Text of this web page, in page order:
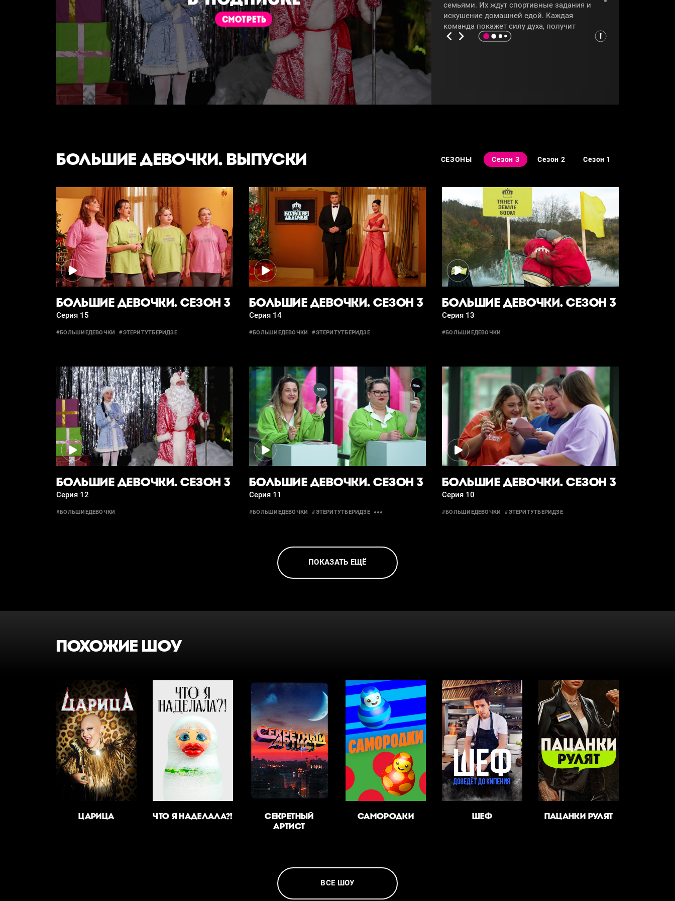
семьями. Их ждут спортивные задания и
искушение домашней едой. Каждая
команда покажет силу духа, получит
поддержку родных и применит на практике
БОЛЬШИЕ ДЕВОЧКИ. ВЫПУСКИ СЕЗОНЫ Сезон 3 Сезон 2 Сезон 1
БОЛЬШИЕ ДЕВОЧКИ. СЕЗОН 3
Серия 15
#БОЛЬШИЕДЕВОЧКИ #ЭТЕРИТУТБЕРИДЗЕ
БОЛЬШИЕ ДЕВОЧКИ. СЕЗОН 3
Серия 14
#БОЛЬШИЕДЕВОЧКИ #ЭТЕРИТУТБЕРИДЗЕ
БОЛЬШИЕ ДЕВОЧКИ. СЕЗОН 3
Серия 13
#БОЛЬШИЕДЕВОЧКИ
БОЛЬШИЕ ДЕВОЧКИ. СЕЗОН 3
Серия 12
#БОЛЬШИЕДЕВОЧКИ
БОЛЬШИЕ ДЕВОЧКИ. СЕЗОН 3
Серия 11
#БОЛЬШИЕДЕВОЧКИ #ЭТЕРИТУТБЕРИДЗЕ
БОЛЬШИЕ ДЕВОЧКИ. СЕЗОН 3
Серия 10
#БОЛЬШИЕДЕВОЧКИ #ЭТЕРИТУТБЕРИДЗЕ
ПОКАЗАТЬ ЕЩЁ
ПОХОЖИЕ ШОУ
ЦАРИЦА ЧТО Я НАДЕЛАЛА?!
СЕКРЕТНЫЙ
АРТИСТ
САМОРОДКИ ШЕФ ПАЦАНКИ РУЛЯТ
ВСЕ ШОУ